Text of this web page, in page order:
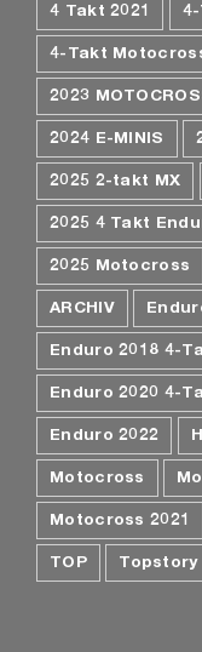
4 Takt 2021
4-Takt
2023
2024 E-MINIS
2025 2-takt MX
2025 4 Takt
2025 Motocross
ARCHIV
Enduro 2018 4-
Enduro 2020 4-
Enduro 2022
Motocross
Motocross 2021
TOP Topstory